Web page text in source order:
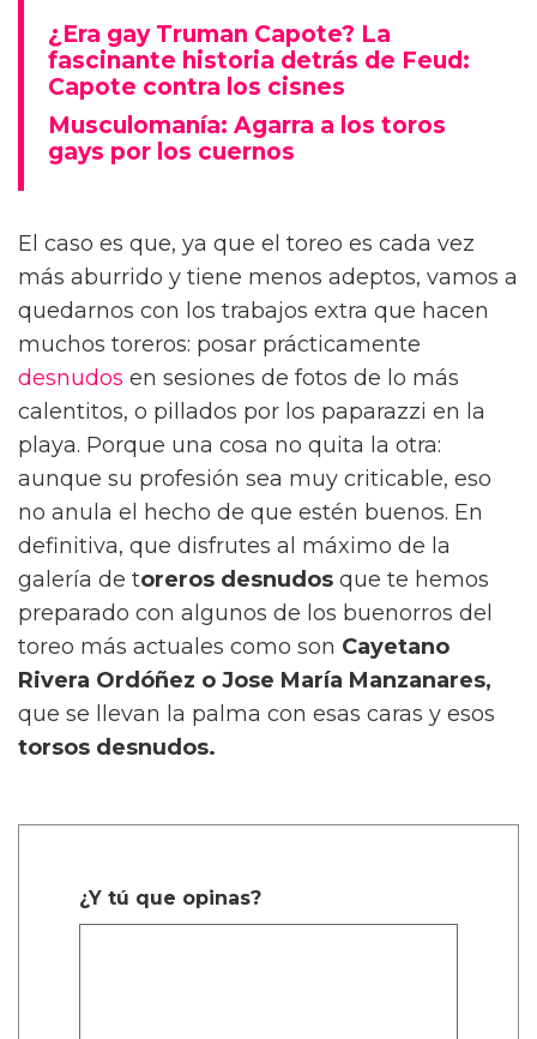
¿Era gay Truman Capote? La
fascinante historia detrás de Feud:
Capote contra los cisnes
Musculomanía: Agarra a los toros
gays por los cuernos
El caso es que, ya que el toreo es cada vez
más aburrido y tiene menos adeptos, vamos a
quedarnos con los trabajos extra que hacen
muchos toreros: posar prácticamente
desnudos en sesiones de fotos de lo más
calentitos, o pillados por los paparazzi en la
playa. Porque una cosa no quita la otra:
aunque su profesión sea muy criticable, eso
no anula el hecho de que estén buenos. En
definitiva, que disfrutes al máximo de la
galería de toreros desnudos que te hemos
preparado con algunos de los buenorros del
toreo más actuales como son Cayetano
Rivera Ordóñez o Jose María Manzanares,
que se llevan la palma con esas caras y esos
torsos desnudos.
¿Y tú que opinas?